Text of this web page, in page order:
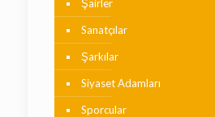
Şairler
Sanatçılar
Şarkılar
Siyaset Adamları
Sporcular